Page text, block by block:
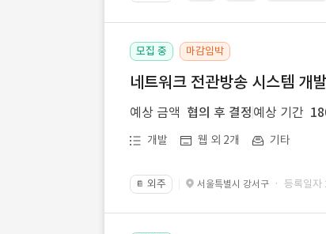
모집 중 마감임박
네트워크 전관방송 시스템 개
예상 금액 협의 후 결정 예상 기간
개발 웹 외 2개 기타
📔 외주 서울특별시 강서구 · 등록일자